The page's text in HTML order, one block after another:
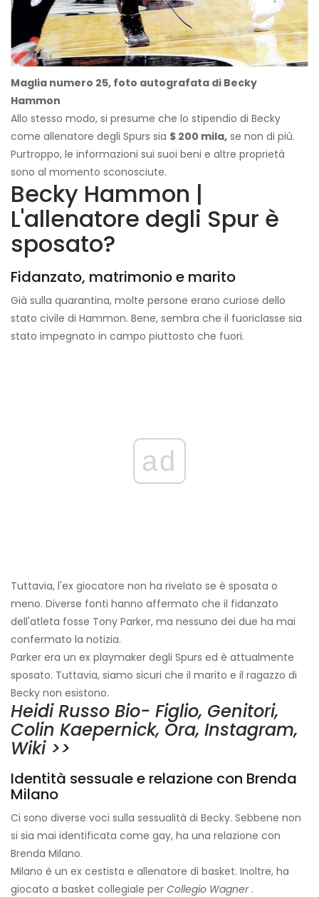
Maglia numero 25, foto autografata di Becky
Hammon
Allo stesso modo, si presume che lo stipendio di Becky
come allenatore degli Spurs sia $ 200 mila, se non di più.
Purtroppo, le informazioni sui suoi beni e altre proprietà
sono al momento sconosciute.
Becky Hammon |
L'allenatore degli Spur è
sposato?
Fidanzato, matrimonio e marito
Già sulla quarantina, molte persone erano curiose dello
stato civile di Hammon. Bene, sembra che il fuoriclasse sia
stato impegnato in campo piuttosto che fuori.
ad
Tuttavia, l'ex giocatore non ha rivelato se è sposata o
meno. Diverse fonti hanno affermato che il fidanzato
dell'atleta fosse Tony Parker, ma nessuno dei due ha mai
confermato la notizia.
Parker era un ex playmaker degli Spurs ed è attualmente
sposato. Tuttavia, siamo sicuri che il marito e il ragazzo di
Becky non esistono.
Heidi Russo Bio- Figlio, Genitori,
Colin Kaepernick, Ora, Instagram,
Wiki >>
Identità sessuale e relazione con Brenda
Milano
Ci sono diverse voci sulla sessualità di Becky. Sebbene non
si sia mai identificata come gay, ha una relazione con
Brenda Milano.
Milano è un ex cestista e allenatore di basket. Inoltre, ha
giocato a basket collegiale per Collegio Wagner.